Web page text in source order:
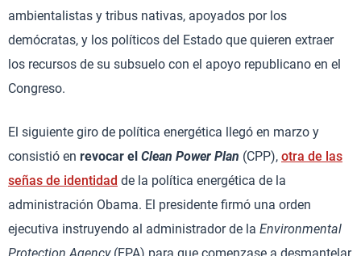
ambientalistas y tribus nativas, apoyados por los
demócratas, y los políticos del Estado que quieren extraer
los recursos de su subsuelo con el apoyo republicano en el
Congreso.
El siguiente giro de política energética llegó en marzo y
consistió en revocar el Clean Power Plan (CPP), otra de las
señas de identidad de la política energética de la
administración Obama. El presidente firmó una orden
ejecutiva instruyendo al administrador de la Environmental